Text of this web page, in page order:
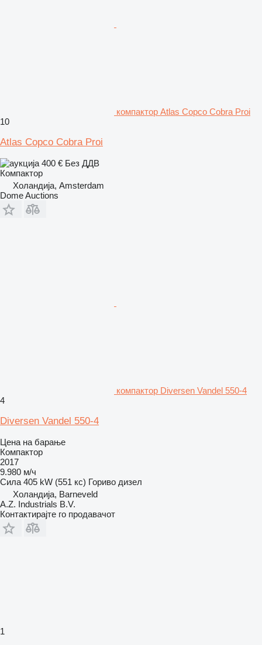
компактор Atlas Copco Cobra Proi
10
Atlas Copco Cobra Proi
400 € Без ДДВ
Компактор
Холандија, Amsterdam
Dome Auctions
компактор Diversen Vandel 550-4
4
Diversen Vandel 550-4
Цена на барање
Компактор
2017
9.980 м/ч
Сила 405 kW (551 кс) Гориво дизел
Холандија, Barneveld
A.Z. Industrials B.V.
Контактирајте го продавачот
1